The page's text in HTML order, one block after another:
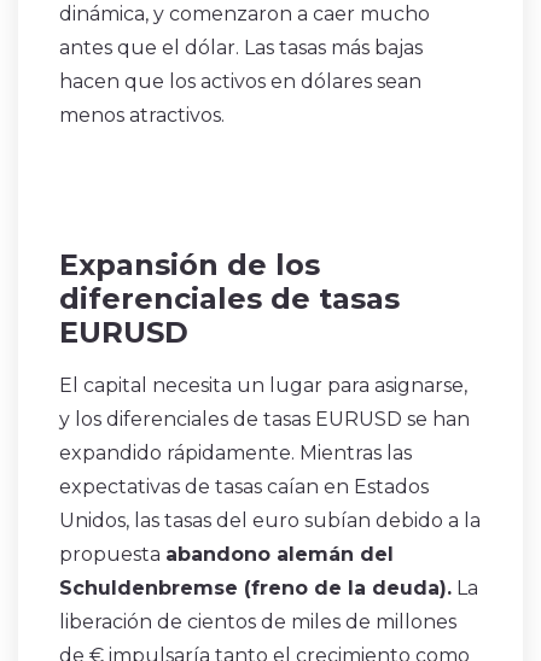
dinámica, y comenzaron a caer mucho
antes que el dólar. Las tasas más bajas
hacen que los activos en dólares sean
menos atractivos.
Expansión de los
diferenciales de tasas
EURUSD
El capital necesita un lugar para asignarse,
y los diferenciales de tasas EURUSD se han
expandido rápidamente. Mientras las
expectativas de tasas caían en Estados
Unidos, las tasas del euro subían debido a la
propuesta abandono alemán del
Schuldenbremse (freno de la deuda). La
liberación de cientos de miles de millones
de € impulsaría tanto el crecimiento como